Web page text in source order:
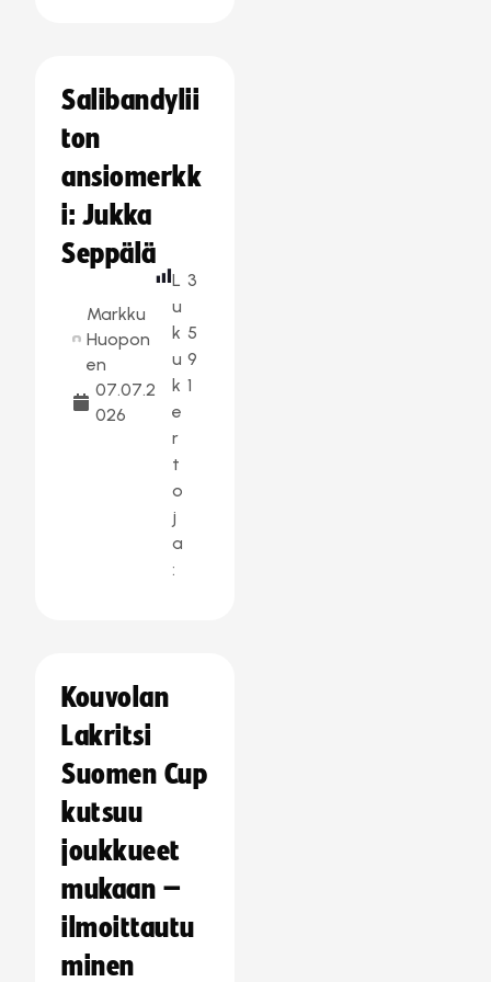
Salibandylii
ton
ansiomerkk
i: Jukka
Seppälä
Markku
Huopon
en
07.07.2
026
L
u
k
u
k
e
r
t
o
j
a
:
3
5
9
1
Kouvolan
Lakritsi
Suomen Cup
kutsuu
joukkueet
mukaan –
ilmoittautu
minen